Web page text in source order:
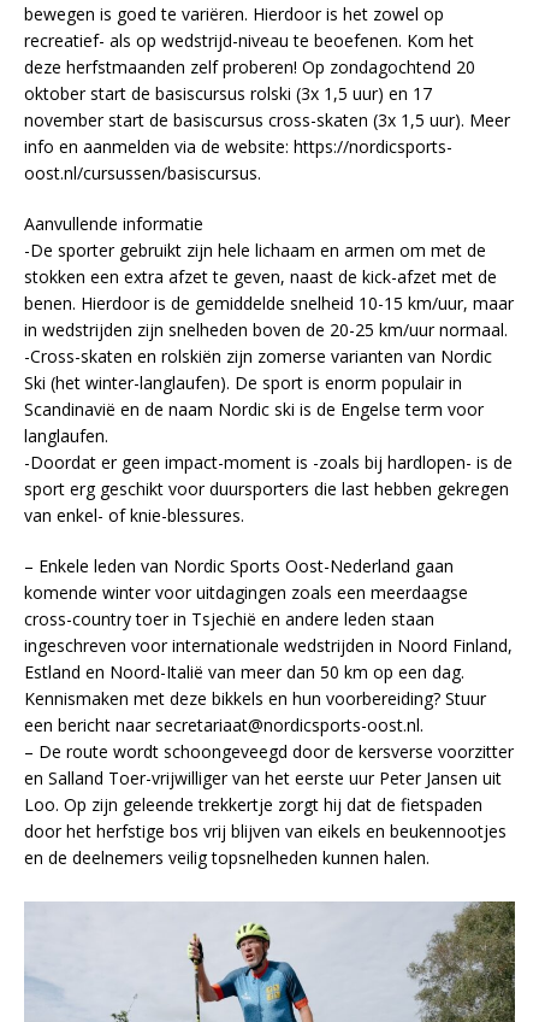
bewegen is goed te variëren. Hierdoor is het zowel op
recreatief- als op wedstrijd-niveau te beoefenen. Kom het
deze herfstmaanden zelf proberen! Op zondagochtend 20
oktober start de basiscursus rolski (3x 1,5 uur) en 17
november start de basiscursus cross-skaten (3x 1,5 uur). Meer
info en aanmelden via de website: https://nordicsports-
oost.nl/cursussen/basiscursus.
Aanvullende informatie
-De sporter gebruikt zijn hele lichaam en armen om met de
stokken een extra afzet te geven, naast de kick-afzet met de
benen. Hierdoor is de gemiddelde snelheid 10-15 km/uur, maar
in wedstrijden zijn snelheden boven de 20-25 km/uur normaal.
-Cross-skaten en rolskiën zijn zomerse varianten van Nordic
Ski (het winter-langlaufen). De sport is enorm populair in
Scandinavië en de naam Nordic ski is de Engelse term voor
langlaufen.
-Doordat er geen impact-moment is -zoals bij hardlopen- is de
sport erg geschikt voor duursporters die last hebben gekregen
van enkel- of knie-blessures.
– Enkele leden van Nordic Sports Oost-Nederland gaan
komende winter voor uitdagingen zoals een meerdaagse
cross-country toer in Tsjechië en andere leden staan
ingeschreven voor internationale wedstrijden in Noord Finland,
Estland en Noord-Italië van meer dan 50 km op een dag.
Kennismaken met deze bikkels en hun voorbereiding? Stuur
een bericht naar secretariaat@nordicsports-oost.nl.
– De route wordt schoongeveegd door de kersverse voorzitter
en Salland Toer-vrijwilliger van het eerste uur Peter Jansen uit
Loo. Op zijn geleende trekkertje zorgt hij dat de fietspaden
door het herfstige bos vrij blijven van eikels en beukennootjes
en de deelnemers veilig topsnelheden kunnen halen.